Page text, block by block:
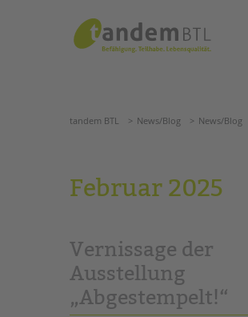
ANGEBOTE
KITA & FRÜHE HILFEN
Grundschulen
Oberschulen
Förderzentren
Kollegs
tandem BTL News/Blog
tandem BTL News/Blog News/Blog
Februar 2025
Vernissage der
Ausstellung
„Abgestempelt!“